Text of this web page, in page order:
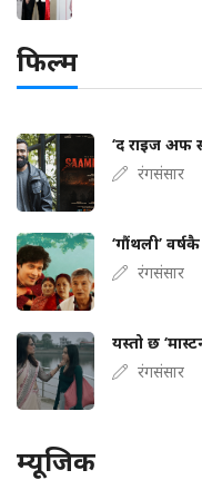
फिल्म
‘द राइज अफ
रंगसंसार
‘गौंथली’
रंगसंसार
यस्तो छ
रंगसंसार
म्यूजिक